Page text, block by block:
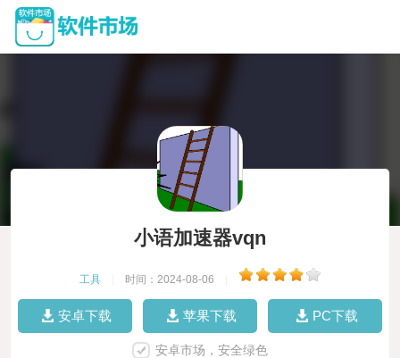
小语加速器vqn
工具 时间：2024-08-06
安卓下载 苹果下载 PC下载
安卓市场，安全绿色